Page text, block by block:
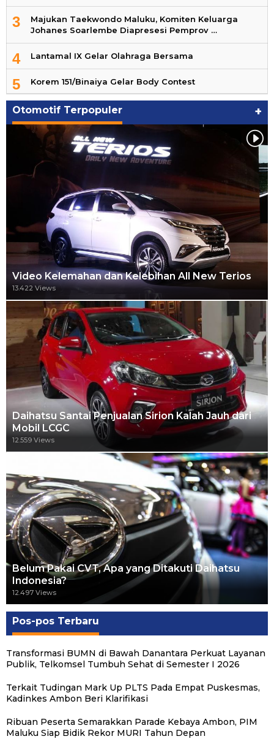
3
Majukan Taekwondo Maluku, Komiten Keluarga
Johanes Soarlembe Diapresesi Pemprov …
4 Lantamal IX Gelar Olahraga Bersama
5 Korem 151/Binaiya Gelar Body Contest
Otomotif Terpopuler +
Video Kelemahan dan Kelebihan All New Terios
13.422 Views
Daihatsu Santai Penjualan Sirion Kalah Jauh dari
Mobil LCGC
12.559 Views
Belum Pakai CVT, Apa yang Ditakuti Daihatsu
Indonesia?
12.497 Views
Pos-pos Terbaru
Transformasi BUMN di Bawah Danantara Perkuat Layanan
Publik, Telkomsel Tumbuh Sehat di Semester I 2026
Terkait Tudingan Mark Up PLTS Pada Empat Puskesmas,
Kadinkes Ambon Beri Klarifikasi
Ribuan Peserta Semarakkan Parade Kebaya Ambon, PIM
Maluku Siap Bidik Rekor MURI Tahun Depan